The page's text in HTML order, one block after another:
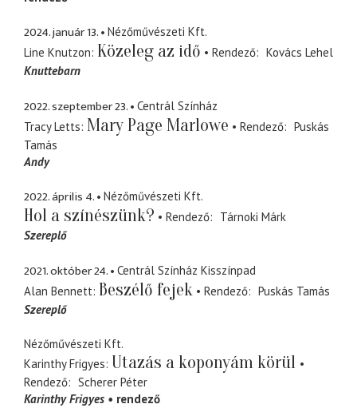
2024. január 13.
Nézőművészeti Kft.
Line Knutzon Közeleg az idő Rendező
Kovács Lehel
Knuttebarn
2022. szeptember 23.
Centrál Színház
Tracy Letts Mary Page Marlowe Rendező
Puskás
Tamás
Andy
2022. április 4. Nézőművészeti Kft.
Hol a színészünk? Rendező
Tárnoki Márk
Szereplő
2021. október 24.
Centrál Színház Kisszínpad
Alan Bennett Beszélő fejek Rendező
Puskás Tamás
Szereplő
Nézőművészeti Kft.
Karinthy Frigyes Utazás a koponyám körül
Rendező
Scherer Péter
Karinthy Frigyes
rendező